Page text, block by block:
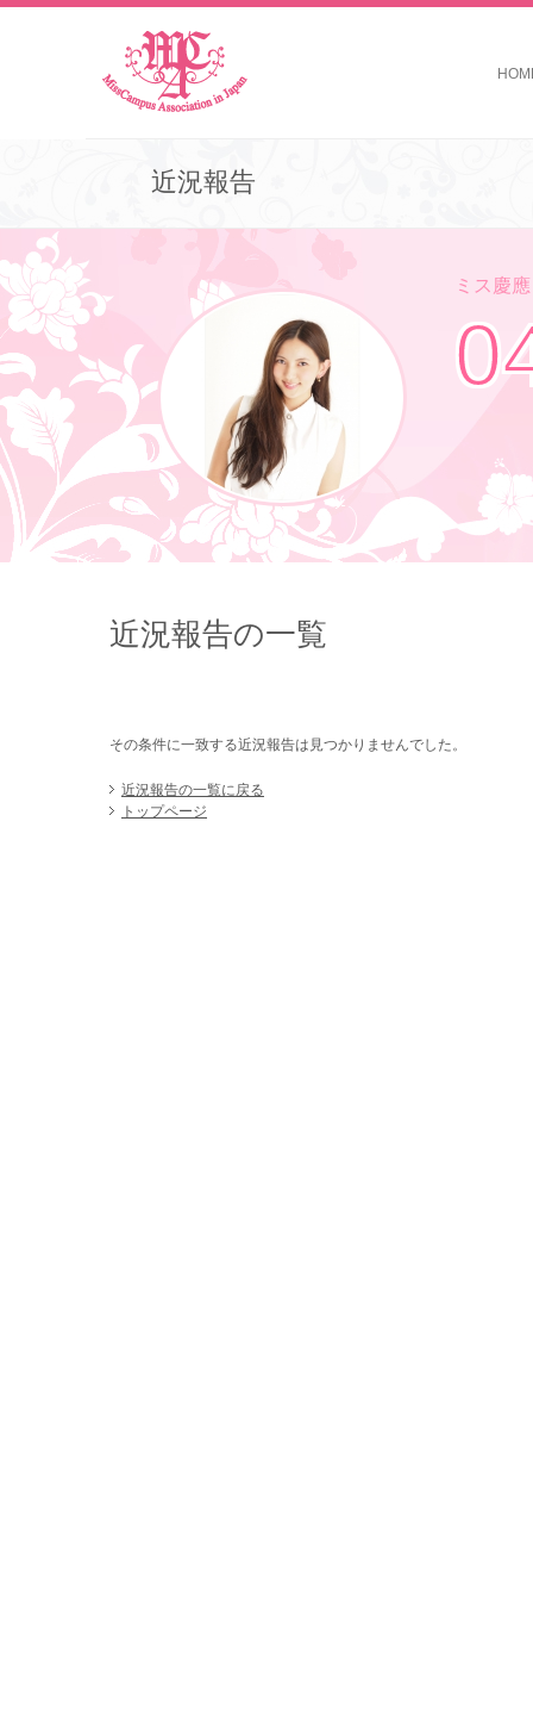
近況報告
ミス慶
近況報告の一覧
その条件に一致する近況報告は見つかりませんでした。
近況報告の一覧に戻る
トップページ